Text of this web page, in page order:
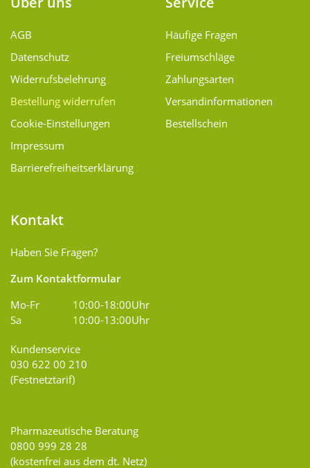
AGB
Datenschutz
Widerrufsbelehrung
Bestellung widerrufen
Cookie-Einstellungen
Impressum
Barrierefreiheitserklärung
Häufige Fragen
Freiumschläge
Zahlungsarten
Versand­informationen
Bestellschein
Kontakt
Haben Sie Fragen?
Zum Kontaktformular
Mo-Fr
10:00-18:00Uhr
Sa
10:00-13:00Uhr
Kundenservice
030 622 00 210
(Festnetztarif)
Pharmazeutische Beratung
0800 999 28 28
(kostenfrei aus dem dt. Netz)